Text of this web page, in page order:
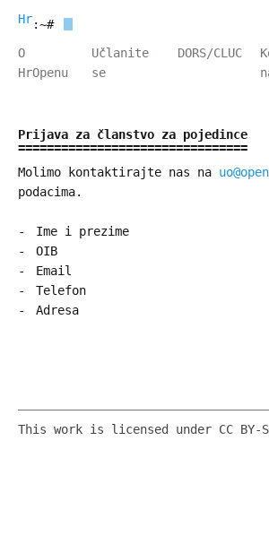
HrOpen
:~#
O
HrOpenu
Učlanite
se
DORS/CLUC
Prijava za članstvo za pojedince
Molimo kontaktirajte nas na
podacima.
Ime i prezime
OIB
Email
Telefon
Adresa
This work is licensed under CC BY-